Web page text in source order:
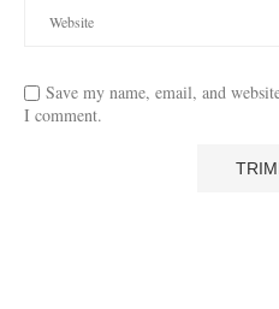
Save my name, email, and
I comment.